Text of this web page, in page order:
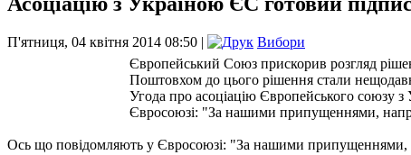
П'ятниця, 04 квітня 2014 08:50 |
Вибори
Європейський Союз прискорив розгляд
Поштовхом до цього рішення стали
Угода про асоціацію Європейського союзу
Євросоюзі: "За нашими припущеннями,
Ось що повідомляють у Євросоюзі: "За нашими припущеннями,